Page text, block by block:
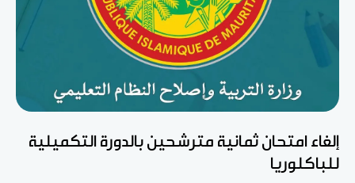
إلغاء امتحان ثمانية مترشحين بالدورة التكميلية
للباكلوريا